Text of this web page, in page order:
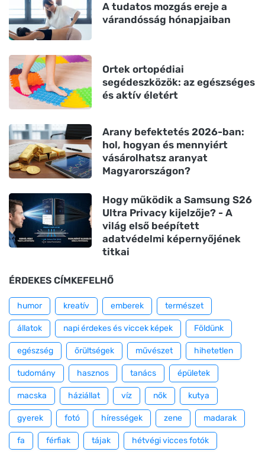
A tudatos mozgás ereje a
várandósság hónapjaiban
Ortek ortopédiai
segédeszközök: az egészséges
és aktív életért
Arany befektetés 2026-ban:
hol, hogyan és mennyiért
vásárolhatsz aranyat
Magyarországon?
Hogy működik a Samsung S26
Ultra Privacy kijelzője? - A
világ első beépített
adatvédelmi képernyőjének
titkai
ÉRDEKES CÍMKEFELHŐ
humor kreatív emberek természet
állatok napi érdekes és viccek képek Földünk
egészség őrültségek művészet hihetetlen
tudomány hasznos tanács épületek
macska háziállat víz nők kutya
gyerek fotó hírességek zene madarak
fa férfiak tájak hétvégi vicces fotók